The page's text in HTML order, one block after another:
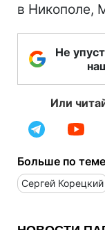
в Никополе,
Не
Или
Больше по
Сергей Корецкий